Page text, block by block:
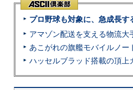
プロ野球も対象に、急成長